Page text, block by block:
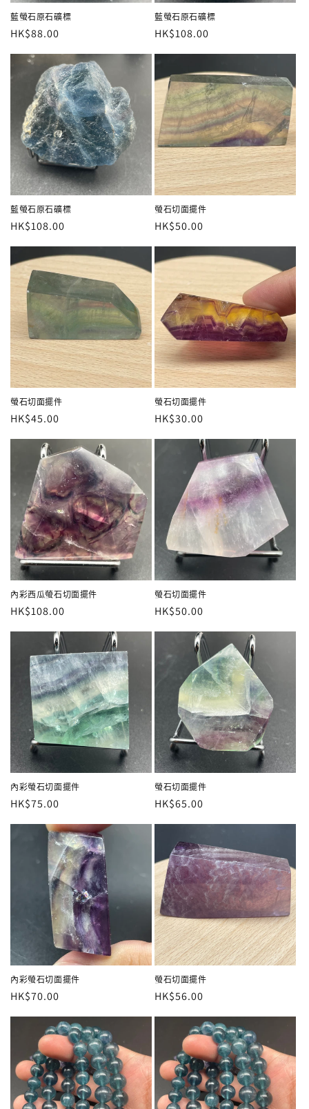
藍螢石原石礦標
定
價
HK$88.00
藍螢石原石礦標
定
價
HK$108.00
藍螢石原石礦標
定
價
HK$108.00
螢石切面擺件
定
價
HK$50.00
螢石切面擺件
定
價
HK$45.00
螢石切面擺件
定
價
HK$30.00
內彩西瓜螢石切面擺件
定
價
HK$108.00
螢石切面擺件
定
價
HK$50.00
內彩螢石切面擺件
定
價
HK$75.00
螢石切面擺件
定
價
HK$65.00
內彩螢石切面擺件
定
價
HK$70.00
螢石切面擺件
定
價
HK$56.00